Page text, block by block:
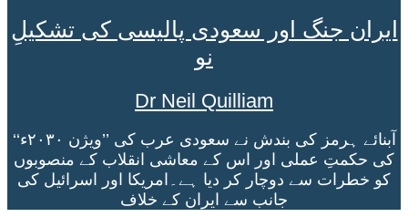
ایران جنگ اور سعودی پالیسی کی تشکیلِ
نو
Dr Neil Quilliam
آبنائے ہرمز کی بندش نے سعودی عرب کی ’’ویژن ۲۰۳۰ء‘‘
کی حکمتِ عملی اور اس کے معاشی انقلاب کے منصوبوں
کو خطرات سے دوچار کر دیا ہے۔امریکا اور اسرائیل کی
جانب سے ایران کے خلاف